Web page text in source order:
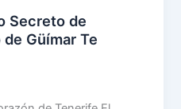
Secreto de
Güímar Te